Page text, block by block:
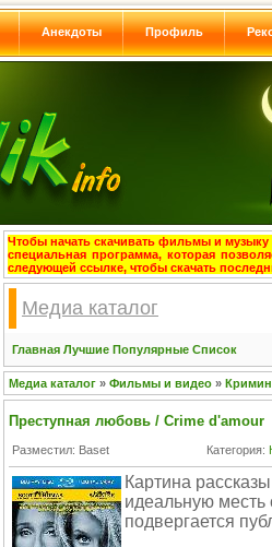
Анекдоты Профиль
Чтобы начать скачивать фильмы и музыку
специальная программа, которая
следующей ссылке, чтобы скачать
Медиа каталог
Главная Лучшие Популярные Список
Медиа каталог » Фильмы и видео »
Преступная любовь / Crime d'amour
Разместил: Baset Категория:
Картина
идеальную месть
подвергается